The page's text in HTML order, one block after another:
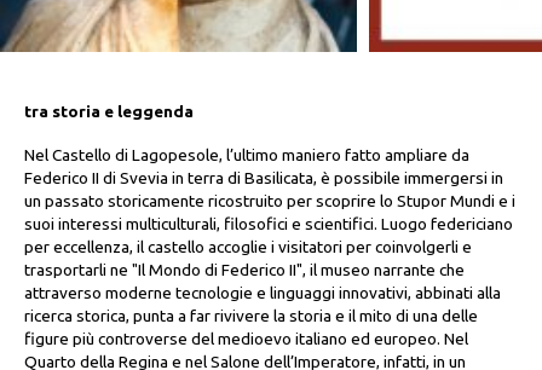
tra storia e leggenda
Nel Castello di Lagopesole, l’ultimo maniero fatto ampliare da
Federico II di Svevia in terra di Basilicata, è possibile immergersi in
un passato storicamente ricostruito per scoprire lo Stupor Mundi e i
suoi interessi multiculturali, filosofici e scientifici. Luogo federiciano
per eccellenza, il castello accoglie i visitatori per coinvolgerli e
trasportarli ne "Il Mondo di Federico II", il museo narrante che
attraverso moderne tecnologie e linguaggi innovativi, abbinati alla
ricerca storica, punta a far rivivere la storia e il mito di una delle
figure più controverse del medioevo italiano ed europeo. Nel
Quarto della Regina e nel Salone dell’Imperatore, infatti, in un